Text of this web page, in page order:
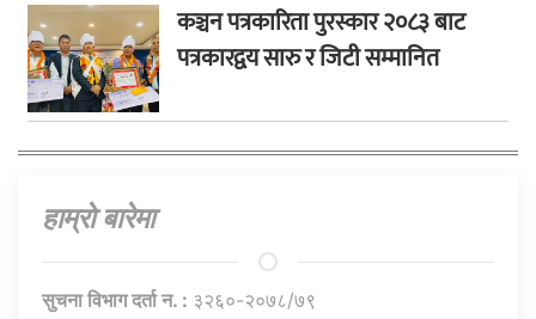
कञ्चन पत्रकारिता पुरस्कार २०८३ बाट
पत्रकारद्वय सारु र जिटी सम्मानित
हाम्राे बारेमा
सुचना विभाग दर्ता न. : ३२६०-२०७८/७९